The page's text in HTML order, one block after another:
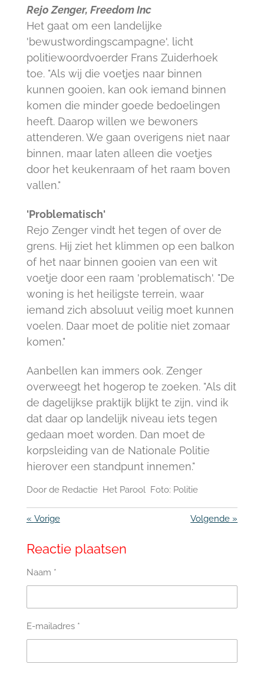
Rejo Zenger, Freedom Inc
Het gaat om een landelijke
'bewustwordingscampagne', licht
politiewoordvoerder Frans Zuiderhoek
toe. "Als wij die voetjes naar binnen
kunnen gooien, kan ook iemand binnen
komen die minder goede bedoelingen
heeft. Daarop willen we bewoners
attenderen. We gaan overigens niet naar
binnen, maar laten alleen die voetjes
door het keukenraam of het raam boven
vallen."
'Problematisch'
Rejo Zenger vindt het tegen of over de
grens. Hij ziet het klimmen op een balkon
of het naar binnen gooien van een wit
voetje door een raam 'problematisch'. "De
woning is het heiligste terrein, waar
iemand zich absoluut veilig moet kunnen
voelen. Daar moet de politie niet zomaar
komen."
Aanbellen kan immers ook. Zenger
overweegt het hogerop te zoeken. "Als dit
de dagelijkse praktijk blijkt te zijn, vind ik
dat daar op landelijk niveau iets tegen
gedaan moet worden. Dan moet de
korpsleiding van de Nationale Politie
hierover een standpunt innemen."
Door de Redactie Het Parool Foto: Politie
« Vorige Volgende »
Reactie plaatsen
Naam *
E-mailadres *